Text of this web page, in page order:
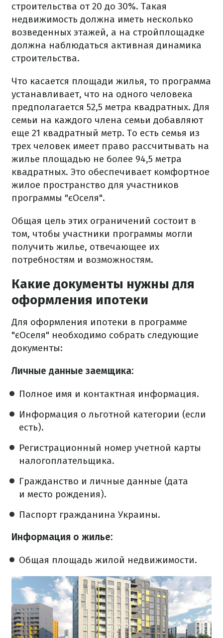
строительства от 20 до 30%. Такая
недвижимость должна иметь несколько
возведенных этажей, а на стройплощадке
должна наблюдаться активная динамика
строительства.
Что касается площади жилья, то программа
устанавливает, что на одного человека
предполагается 52,5 метра квадратных. Для
семьи на каждого члена семьи добавляют
еще 21 квадратный метр. То есть семья из
трех человек имеет право рассчитывать на
жилье площадью не более 94,5 метра
квадратных. Это обеспечивает комфортное
жилое пространство для участников
программы "єОселя".
Общая цель этих ограничений состоит в
том, чтобы участники программы могли
получить жилье, отвечающее их
потребностям и возможностям.
Какие документы нужны для
оформления ипотеки
Для оформления ипотеки в программе
"єОселя" необходимо собрать следующие
документы:
Личные данные заемщика:
Полное имя и контактная информация.
Информация о льготной категории (если
есть).
Регистрационный номер учетной карты
налогоплательщика.
Гражданство и личные данные (дата
и место рождения).
Паспорт гражданина Украины.
Информация о жилье:
Общая площадь жилой недвижимости.